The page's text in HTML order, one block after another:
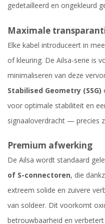
gedetailleerd en ongekleurd
Maximale
Elke kabel introduceert in
of kleuring. De Ailsa-serie is
minimaliseren van deze
Stabilised Geometry (SSG)
voor optimale stabiliteit en
signaaloverdracht — precies
Premium afwerking
De Ailsa wordt standaard
of S-connectoren, die
extreem solide en zuivere
van soldeer. Dit voorkomt
betrouwbaarheid en